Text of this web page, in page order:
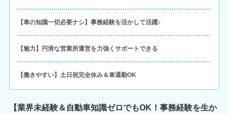
【車の知識一切必要ナシ】事務経験を活かして活躍♪
【魅力】円滑な営業所運営を力強くサポートできる
【働きやすい】土日祝完全休み＆車通勤OK
【業界未経験＆自動車知識ゼロでもOK！事務経験を生か